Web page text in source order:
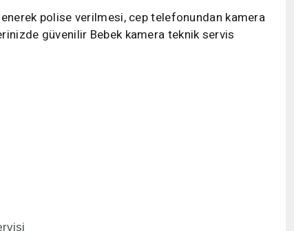
polise verilmesi, cep telefonundan kamera
güvenilir Bebek kamera teknik servis